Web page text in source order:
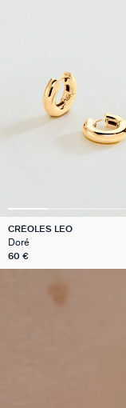
CRÉOLES LEO
Doré
60 €